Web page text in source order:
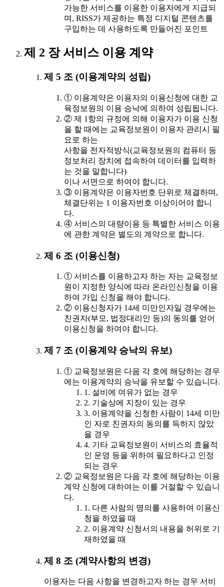
가능한 서비스를 이용한 이용자에게 지급되
며, RISS가 제공하는 특정 디지털 콘텐츠를
구입하는 데 사용하도록 만들어진 포인트
제 2 장 서비스 이용 계약
제 5 조 (이용계약의 성립)
① 이용계약은 이용자의 이용신청에 대한 교
육정보원의 이용 승낙에 의하여 성립됩니다.
② 제 1항의 규정에 의해 이용자가 이용 신청
을 할 때에는 교육정보원이 이용자 관리시 필
요로 하는
사항을 전자적방식(교육정보원의 컴퓨터 등
정보처리 장치에 접속하여 데이터를 입력하
는 것을 말합니다)
이나 서면으로 하여야 합니다.
③ 이용계약은 이용자번호 단위로 체결하며,
체결단위는 1 이용자번호 이상이어야 합니
다.
④ 서비스의 대량이용 등 특별한 서비스 이용
에 관한 계약은 별도의 계약으로 합니다.
제 6 조 (이용신청)
① 서비스를 이용하고자 하는 자는 교육정보
원이 지정한 양식에 따라 온라인신청을 이용
하여 가입 신청을 해야 합니다.
② 이용신청자가 14세 미만인자일 경우에는
친권자(부모, 법정대리인 등)의 동의를 얻어
이용신청을 하여야 합니다.
제 7 조 (이용계약 승낙의 유보)
① 교육정보원은 다음 각 호에 해당하는 경우
에는 이용계약의 승낙을 유보할 수 있습니다.
1. 설비에 여유가 없는 경우
2. 기술상에 지장이 있는 경우
3. 이용계약을 신청한 사람이 14세 미만
인 자로 친권자의 동의를 득하지 않았
을 경우
4. 기타 교육정보원이 서비스의 효율적
인 운영 등을 위하여 필요하다고 인정
되는 경우
② 교육정보원은 다음 각 호에 해당하는 이용
계약 신청에 대하여는 이를 거절할 수 있습니
다.
1. 다른 사람의 명의를 사용하여 이용신
청을 하였을 때
2. 이용계약 신청서의 내용을 허위로 기
재하였을 때
제 8 조 (계약사항의 변경)
이용자는 다음 사항을 변경하고자 하는 경우 서비